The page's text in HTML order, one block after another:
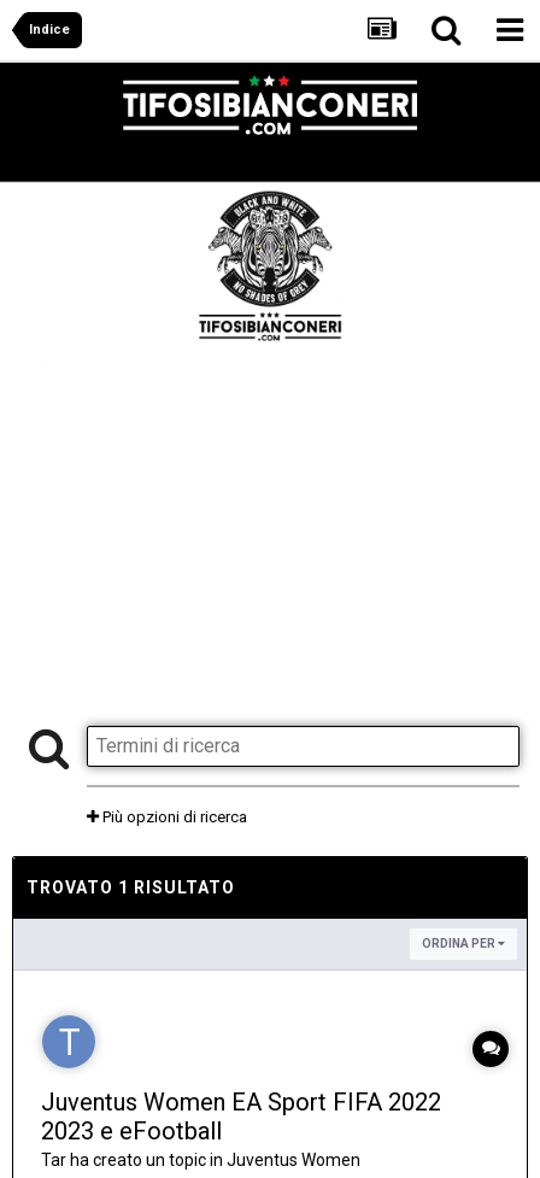
Indice
Più opzioni di ricerca
TROVATO 1 RISULTATO
ORDINA PER
Juventus Women EA Sport FIFA 2022
2023 e eFootball
Tar ha creato un topic in Juventus Women